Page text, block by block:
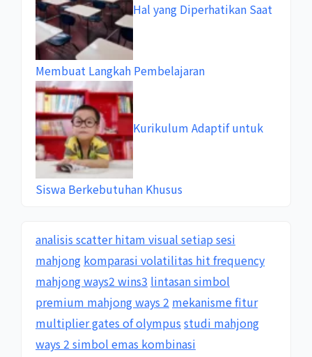
Hal yang Diperhatikan Saat
Membuat Langkah Pembelajaran
Kurikulum Adaptif untuk
Siswa Berkebutuhan Khusus
analisis scatter hitam visual setiap sesi
mahjong komparasi volatilitas hit frequency
mahjong ways2 wins3 lintasan simbol
premium mahjong ways 2 mekanisme fitur
multiplier gates of olympus studi mahjong
ways 2 simbol emas kombinasi